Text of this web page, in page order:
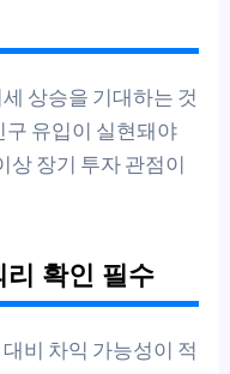
상승을 기대하는 것
구 유입이 실현돼야
상 장기 투자 관점이
확인 필수
비 차익 가능성이 적